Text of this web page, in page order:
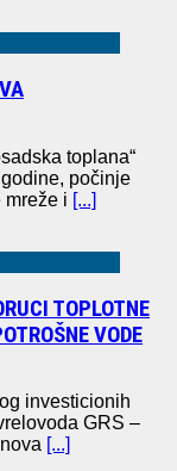
toplana“
počinje
mreže i [...]
TOPLOTNE
VODE
investicionih
GRS –
[...]